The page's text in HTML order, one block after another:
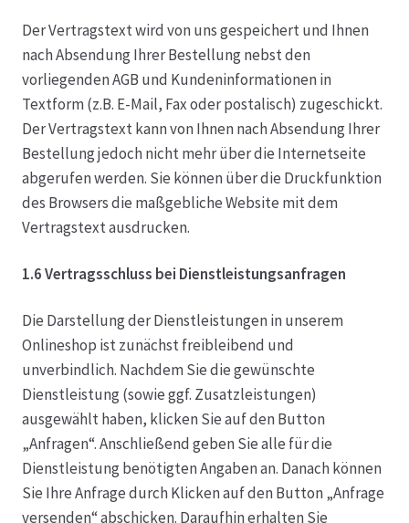
Der Vertragstext wird von uns gespeichert und Ihnen
nach Absendung Ihrer Bestellung nebst den
vorliegenden AGB und Kundeninformationen in
Textform (z.B. E-Mail, Fax oder postalisch) zugeschickt.
Der Vertragstext kann von Ihnen nach Absendung Ihrer
Bestellung jedoch nicht mehr über die Internetseite
abgerufen werden. Sie können über die Druckfunktion
des Browsers die maßgebliche Website mit dem
Vertragstext ausdrucken.
1.6 Vertragsschluss bei Dienstleistungsanfragen
Die Darstellung der Dienstleistungen in unserem
Onlineshop ist zunächst freibleibend und
unverbindlich. Nachdem Sie die gewünschte
Dienstleistung (sowie ggf. Zusatzleistungen)
ausgewählt haben, klicken Sie auf den Button
„Anfragen“. Anschließend geben Sie alle für die
Dienstleistung benötigten Angaben an. Danach können
Sie Ihre Anfrage durch Klicken auf den Button „Anfrage
versenden“ abschicken. Daraufhin erhalten Sie